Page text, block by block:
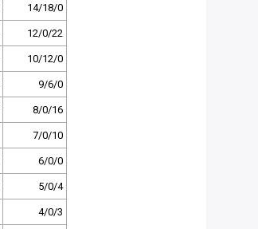
14/18/0
12/0/22
10/12/0
9/6/0
8/0/16
7/0/10
6/0/0
5/0/4
4/0/3